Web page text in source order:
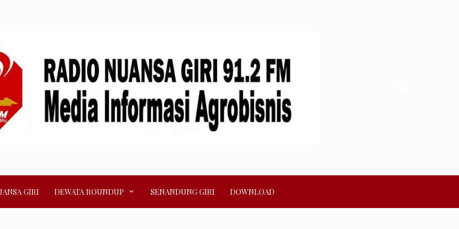
GIRI DEWATA ROUNDUP SENANDUNG GIRI DOWNLOAD